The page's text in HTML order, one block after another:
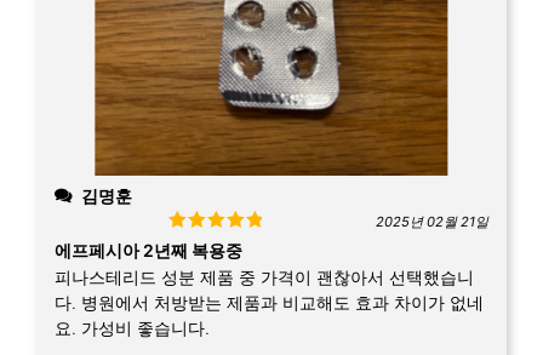
김명훈
Rated5out
of 5
2025년 02월 21일
에프페시아 2년째 복용중
피나스테리드 성분 제품 중 가격이 괜찮아서 선택했습니
다. 병원에서 처방받는 제품과 비교해도 효과 차이가 없네
요. 가성비 좋습니다.